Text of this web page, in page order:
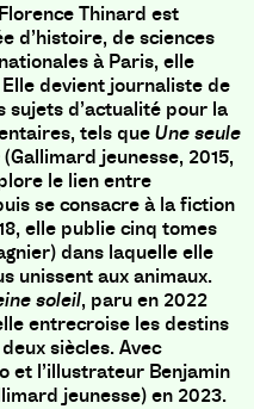
Thinard est
d’histoire, de sciences
à Paris, elle
devient journaliste de
d’actualité pour la
tels queUne seule
(Gallimard jeunesse, 2015,
le lien entre
se consacre à la fiction
elle publie cinq tomes
dans laquelle elle
unissent aux animaux.
soleil, paru en 2022
entrecroise les destins
siècles. Avec
et l’illustrateur Benjamin
jeunesse) en 2023.